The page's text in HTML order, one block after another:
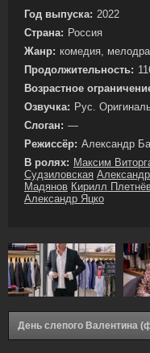
Год выпуска: 2022
Страна: Россия
Жанр: комедия,
Продолжительность:
Возрастное
Озвучка: Рус.
Слоган: —
Режиссёр: Александр
В ролях: Максим
Судзиловская
Мадянов Кирилл
Александр Яцко
День слепого Валентина